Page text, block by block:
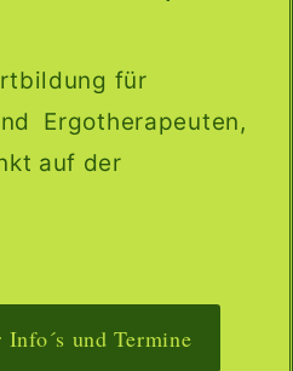
für
Ergotherapeuten,
auf der
und Termine